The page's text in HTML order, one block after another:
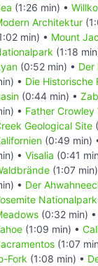
(1:26 min) •
Architektur
min) • Mount
(1:18
(0:52 min) • Der
• Die Historische
(0:44 min) •
• Father Crowley
Geological Site
(0:49 min)
• Visalia (0:41
(1:07
• Der
Nationalpark
(0:32 min) •
(1:09 min) •
(1:07
Fork (1:08 min) •